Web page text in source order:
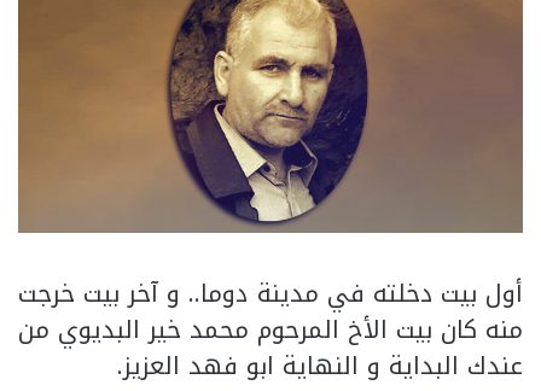
أول بيت دخلته في مدينة دوما.. و آخر بيت خرجت
منه كان بيت الأخ المرحوم محمد خير البديوي من
عندك البداية و النهاية ابو فهد العزيز.